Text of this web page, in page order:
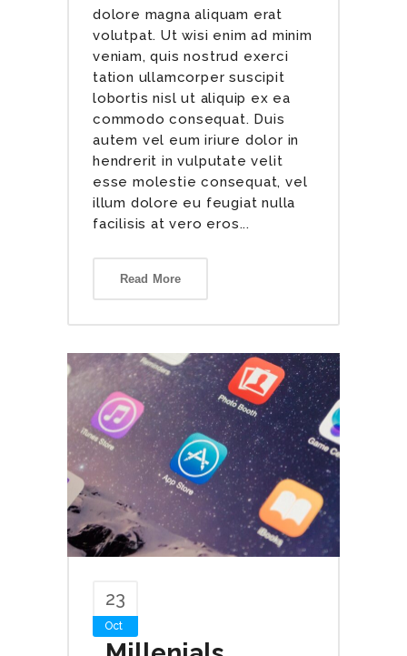
dolore magna aliquam erat
volutpat. Ut wisi enim ad minim
veniam, quis nostrud exerci
tation ullamcorper suscipit
lobortis nisl ut aliquip ex ea
commodo consequat. Duis
autem vel eum iriure dolor in
hendrerit in vulputate velit
esse molestie consequat, vel
illum dolore eu feugiat nulla
facilisis at vero eros...
Read More
23
Oct